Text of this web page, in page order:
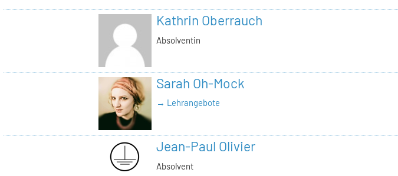
Kathrin Oberrauch
Absolventin
Sarah Oh-Mock
→ Lehrangebote
Jean-Paul Olivier
Absolvent